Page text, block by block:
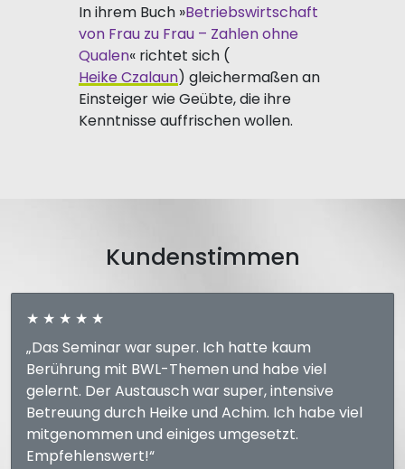
In ihrem Buch »Betriebswirtschaft
von Frau zu Frau – Zahlen ohne
Qualen« richtet sich (
Heike Czalaun) gleichermaßen an
Einsteiger wie Geübte, die ihre
Kenntnisse auffrischen wollen.
Kundenstimmen
★ ★ ★ ★ ★
„Das Seminar war super. Ich hatte kaum
Berührung mit BWL-Themen und habe viel
gelernt. Der Austausch war super, intensive
Betreuung durch Heike und Achim. Ich habe viel
mitgenommen und einiges umgesetzt.
Empfehlenswert!“